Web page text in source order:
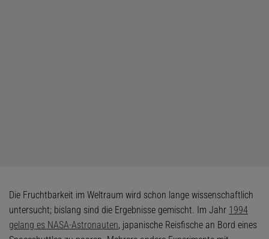
Die Fruchtbarkeit im Weltraum wird schon lange wissenschaftlich
untersucht; bislang sind die Ergebnisse gemischt. Im Jahr 1994
gelang es NASA-Astronauten, japanische Reisfische an Bord eines